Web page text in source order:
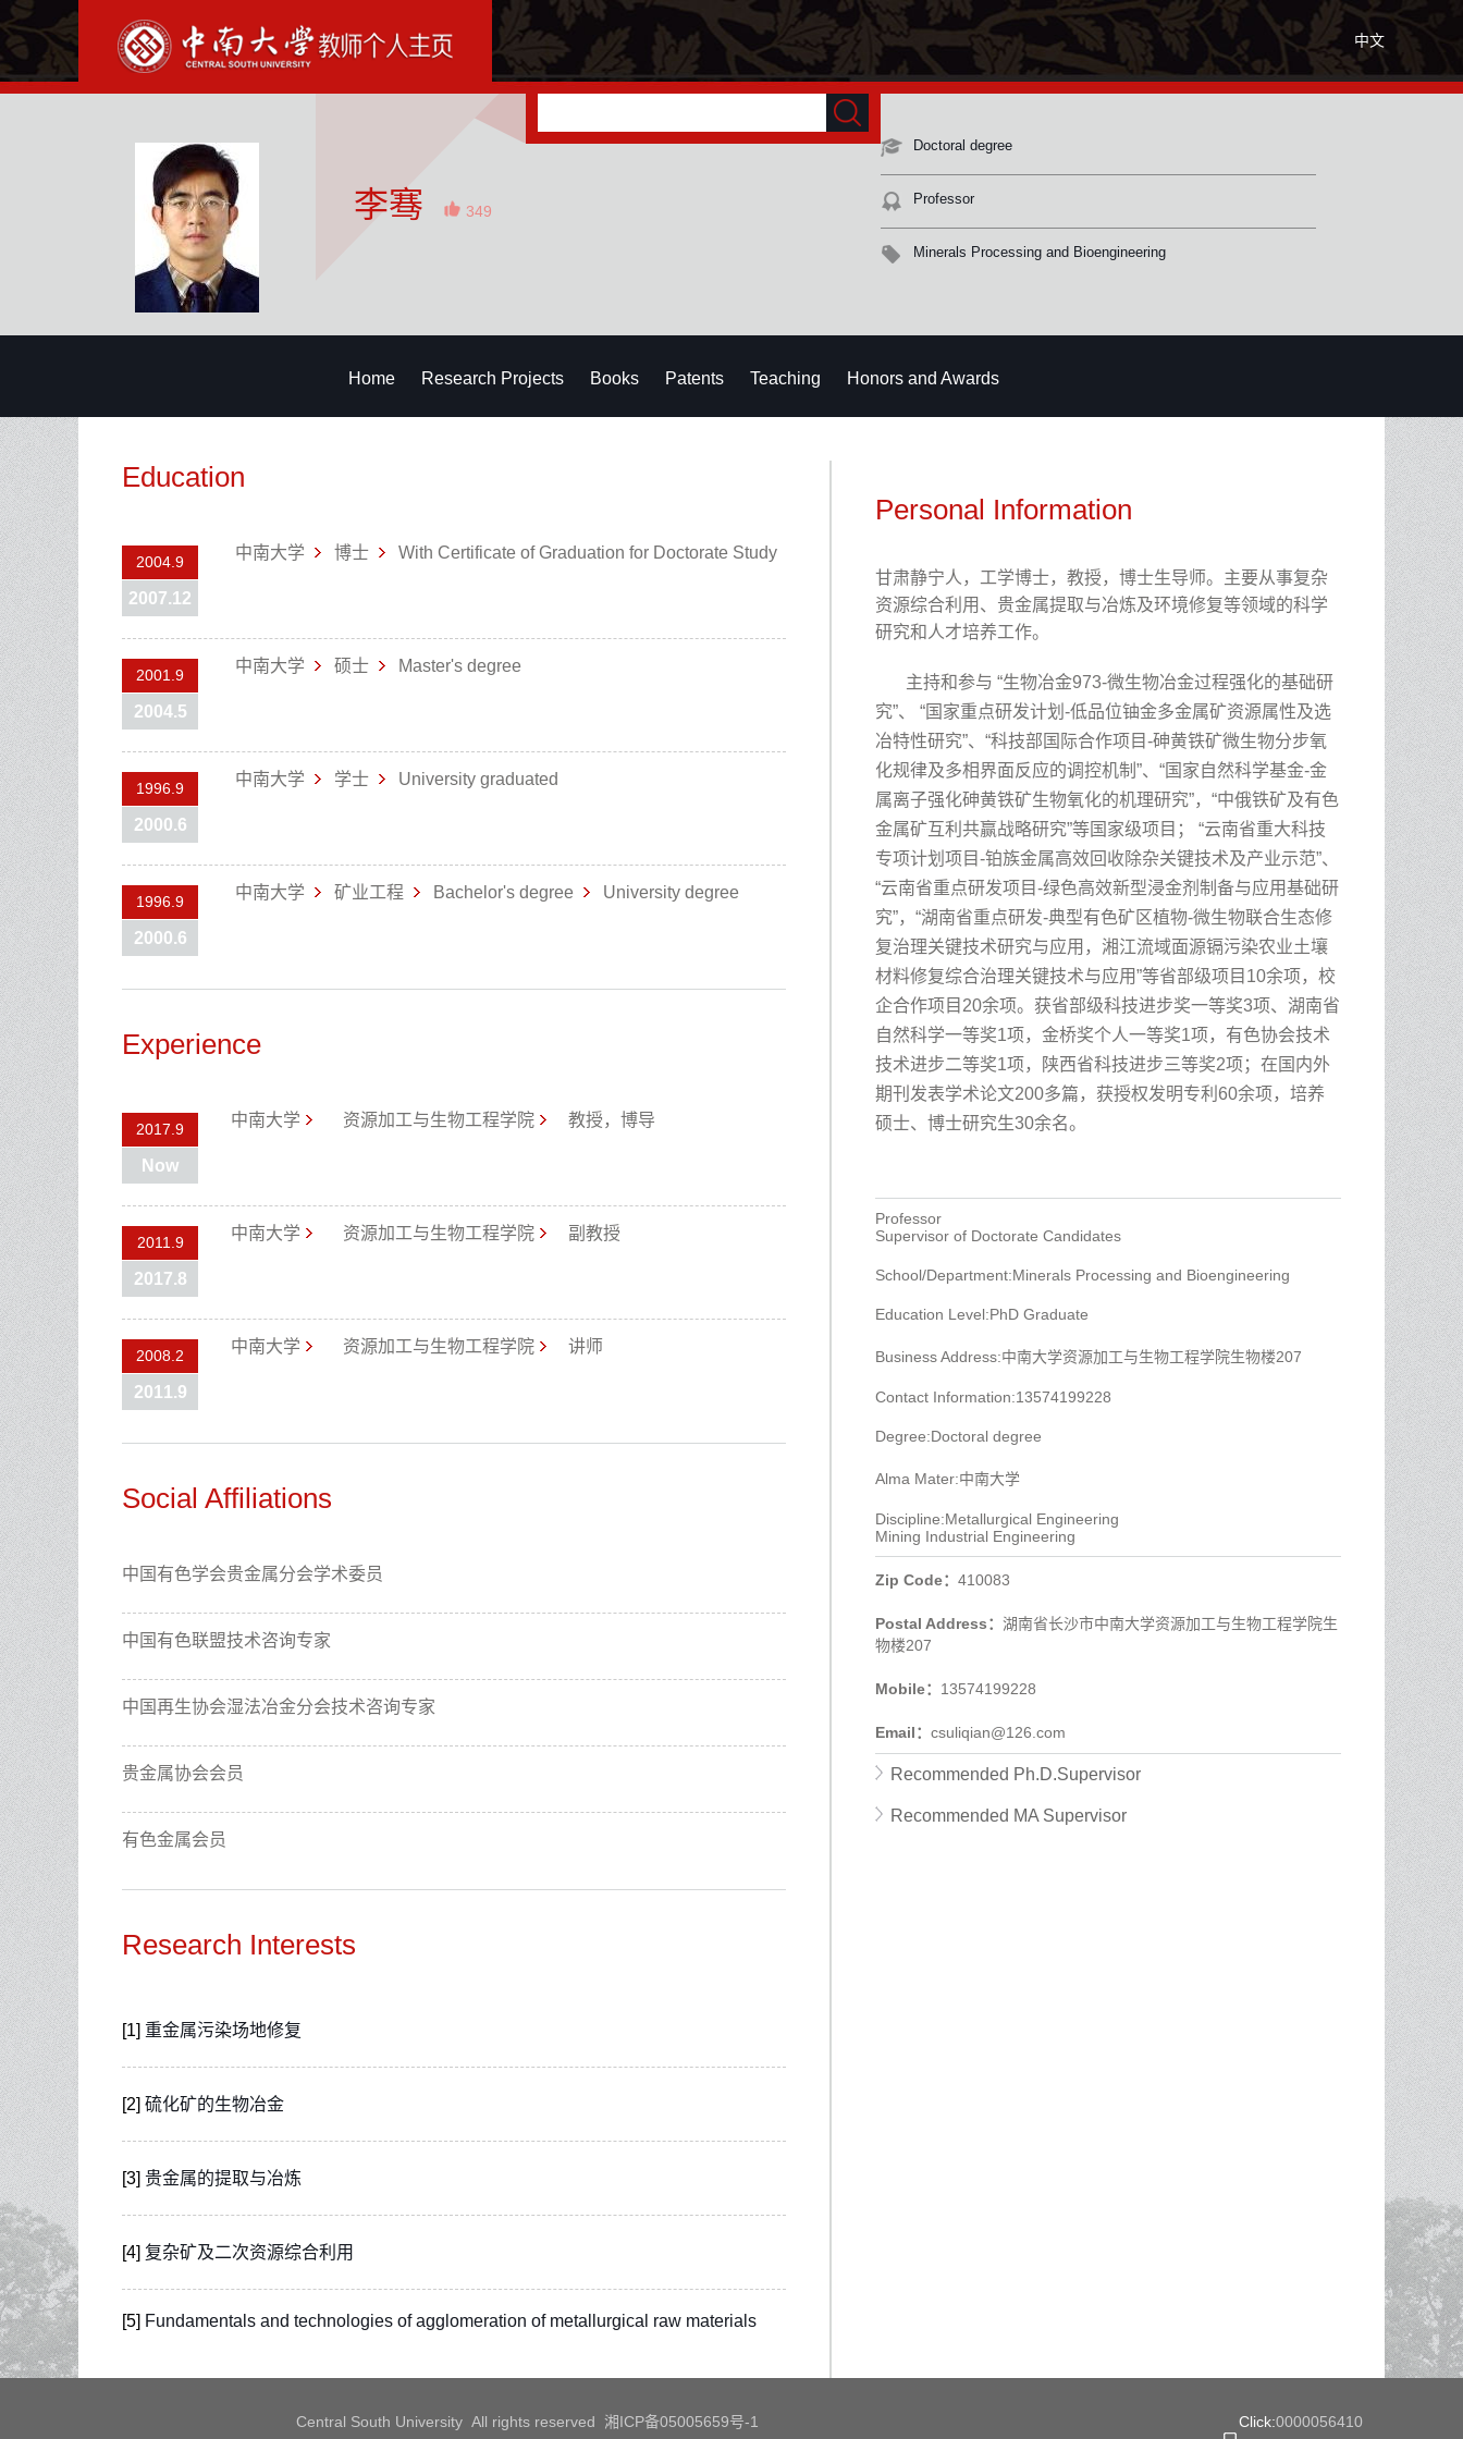
中文
李骞 349
Doctoral degree
Professor
Minerals Processing and Bioengineering
Home Research Projects Books Patents Teaching Honors and Awards
Education
2004.9
2007.12
中南大学 博士 With Certificate of Graduation for Doctorate Study
2001.9
2004.5
中南大学 硕士 Master's degree
1996.9
2000.6
中南大学 学士 University graduated
1996.9
2000.6
中南大学 矿业工程 Bachelor's degree University degree
Experience
2017.9
Now
中南大学 资源加工与生物工程学院 教授，博导
2011.9
2017.8
中南大学 资源加工与生物工程学院 副教授
2008.2
2011.9
中南大学 资源加工与生物工程学院 讲师
Social Affiliations
中国有色学会贵金属分会学术委员
中国有色联盟技术咨询专家
中国再生协会湿法冶金分会技术咨询专家
贵金属协会会员
有色金属会员
Research Interests
[1] 重金属污染场地修复
[2] 硫化矿的生物冶金
[3] 贵金属的提取与冶炼
[4] 复杂矿及二次资源综合利用
[5] Fundamentals and technologies of agglomeration of metallurgical raw materials
Personal Information
甘肃静宁人，工学博士，教授，博士生导师。主要从事复杂
资源综合利用、贵金属提取与冶炼及环境修复等领域的科学
研究和人才培养工作。
主持和参与 “生物冶金973-微生物冶金过程强化的基础研
究”、 “国家重点研发计划 -低品位铀金多金属矿资源属性及选
冶特性研究”、“科技部国际合作项目 -砷黄铁矿微生物分步氧
化规律及多相界面反应的调控机制 ”、 “国家自然科学基金-金
属离子强化砷黄铁矿生物氧化的机理研究”，“中俄铁矿及有色
金属矿互利共赢战略研究”等国家级项目；
“云南省重大科技
专项计划项目 -铂族金属高效回收除杂关键技术及产业示范”、
“云南省重点研发项目 -绿色高效新型浸金剂制备与应用基础研
究”， “湖南省重点研发-典型有色矿区植物-微生物联合生态修
复治理关键技术研究与应用，湘江流域面源镉污染农业土壤
材料修复综合治理关键技术与应用”等省部级项目 10余项 ， 校
企合作项目 20余项。获省部级科技进步奖一等奖3项、湖南省
自然科学一等奖1项 ， 金桥奖个人一等奖1项，有色协会技术
技术进步二等奖1项，陕西省科技进步三等奖2项 ；在国内外
期刊发表学术论文200多篇，获授权发明专利 60余项，培养
硕士、博士研究生30余名。
Professor
Supervisor of Doctorate Candidates
School/Department:Minerals Processing and Bioengineering
Education Level:PhD Graduate
Business Address:中南大学资源加工与生物工程学院生物楼207
Contact Information:13574199228
Degree:Doctoral degree
Alma Mater:中南大学
Discipline:Metallurgical Engineering
Mining Industrial Engineering
Zip Code： 410083
Postal Address： 湖南省长沙市中南大学资源加工与生物工程学院生
物楼207
Mobile： 13574199228
Email： csuliqian@126.com
Recommended Ph.D.Supervisor
Recommended MA Supervisor
Central South University All rights reserved 湘ICP备05005659号-1 Click:0000056410